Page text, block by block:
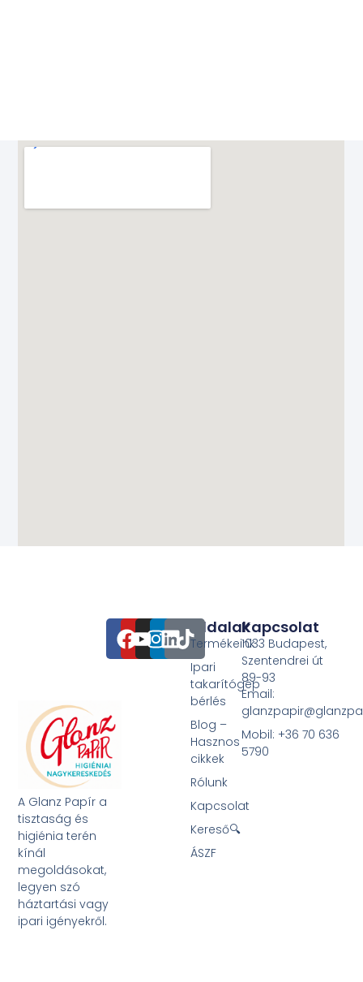
A Glanz Papír a
tisztaság és
higiénia terén
kínál
megoldásokat,
legyen szó
háztartási vagy
ipari igényekről.
Oldalak
Termékeink
Ipari
takarítógép
bérlés
Blog –
Hasznos
cikkek
Rólunk
Kapcsolat
Kereső🔍
ÁSZF
Kapcsolat
1033 Budapest,
Szentendrei út
89-93
Email:
Mobil: +36 70 636
5790